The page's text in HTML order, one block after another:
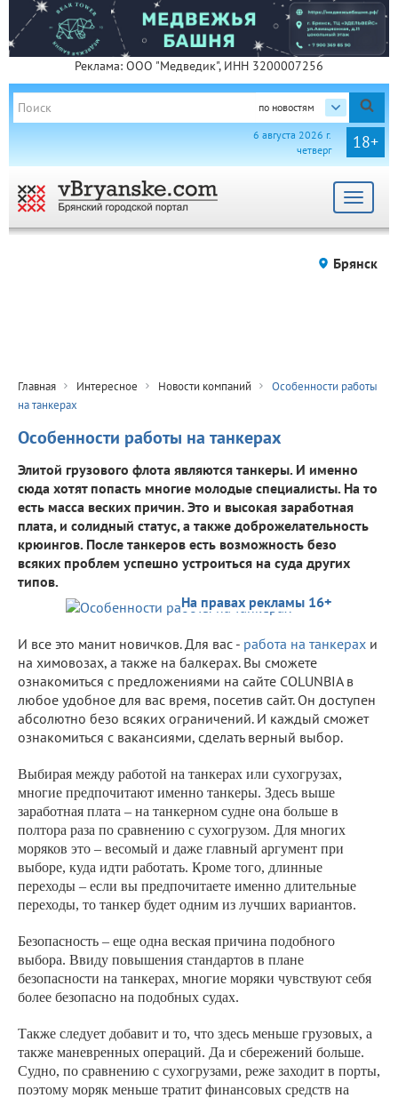
Реклама: ООО "Медведик", ИНН 3200007256
по новостям
18+
6 августа 2026 г.
четверг
Toggle
Брянск
Главная Интересное Новости компаний
Особенности работы
на танкерах
Особенности работы на танкерах
Элитой грузового флота являются танкеры. И именно
сюда хотят попасть многие молодые специалисты. На то
есть масса веских причин. Это и высокая заработная
плата, и солидный статус, а также доброжелательность
крюингов. После танкеров есть возможность безо
всяких проблем успешно устроиться на суда других
типов.
На правах рекламы 16+
И все это манит новичков. Для вас - работа на танкерах и
на химовозах, а также на балкерах. Вы сможете
ознакомиться с предложениями на сайте COLUNBIA в
любое удобное для вас время, посетив сайт. Он доступен
абсолютно безо всяких ограничений. И каждый сможет
ознакомиться с вакансиями, сделать верный выбор.
Выбирая между работой на танкерах или сухогрузах,
многие предпочитают именно танкеры. Здесь выше
заработная плата – на танкерном судне она больше в
полтора раза по сравнению с сухогрузом. Для многих
моряков это – весомый и даже главный аргумент при
выборе, куда идти работать. Кроме того, длинные
переходы – если вы предпочитаете именно длительные
переходы, то танкер будет одним из лучших вариантов.
Безопасность – еще одна веская причина подобного
выбора. Ввиду повышения стандартов в плане
безопасности на танкерах, многие моряки чувствуют себя
более безопасно на подобных судах.
Также следует добавит и то, что здесь меньше грузовых, а
также маневренных операций. Да и сбережений больше.
Судно, по сравнению с сухогрузами, реже заходит в порты,
поэтому моряк меньше тратит финансовых средств на